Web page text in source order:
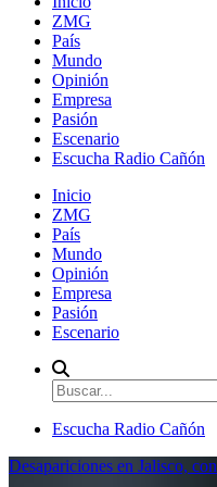
ZMG
País
Mundo
Opinión
Empresa
Pasión
Escenario
Escucha Radio Cañón
Inicio
ZMG
País
Mundo
Opinión
Empresa
Pasión
Escenario
Escucha Radio Cañón
Desapariciones en Jalisco,